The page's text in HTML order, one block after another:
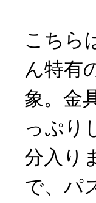
こちら
ん特有
象。金
っぷり
分入り
で、パ